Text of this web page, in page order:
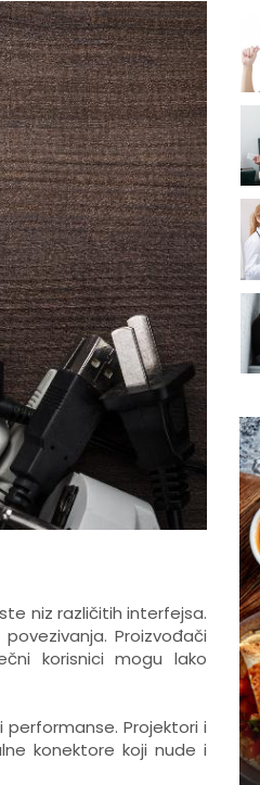
niz različitih interfejsa.
Proizvođači
korisnici mogu lako
Projektori i
konektore koji nude i